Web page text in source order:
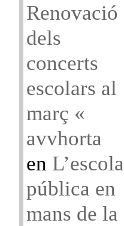
Renovació
dels
concerts
escolars al
març «
avvhorta
en L’escola
pública en
mans de la